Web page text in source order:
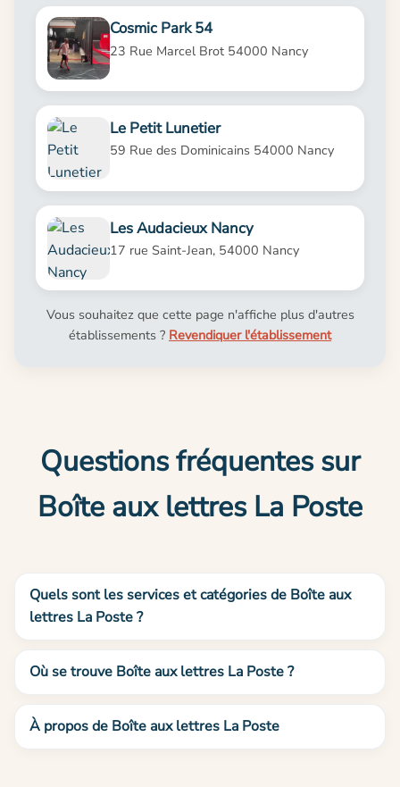
Cosmic Park 54
23 Rue Marcel Brot 54000 Nancy
Le Petit Lunetier
59 Rue des Dominicains 54000 Nancy
Les Audacieux Nancy
17 rue Saint-Jean, 54000 Nancy
Vous souhaitez que cette page n'affiche plus d'autres
établissements ? Revendiquer l'établissement
Questions fréquentes sur
Boîte aux lettres La Poste
Quels sont les services et catégories de Boîte aux
lettres La Poste ?
Où se trouve Boîte aux lettres La Poste ?
À propos de Boîte aux lettres La Poste